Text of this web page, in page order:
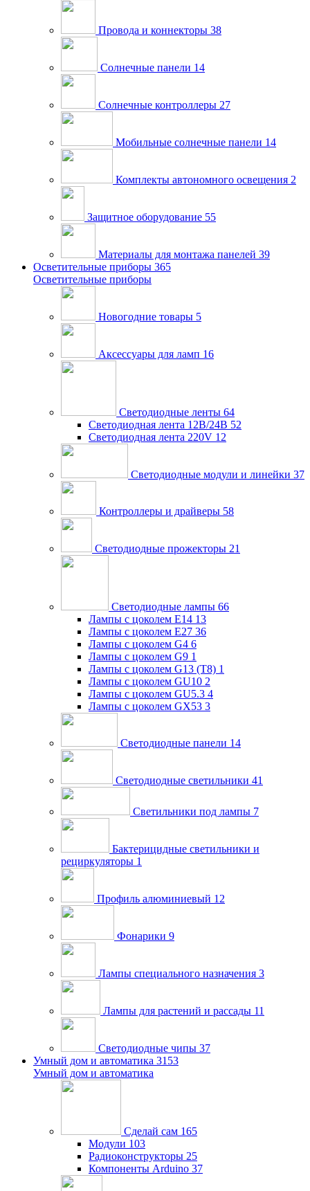
Провода и коннекторы 38
Солнечные панели 14
Солнечные контроллеры 27
Мобильные солнечные панели 14
Комплекты автономного освещения 2
Защитное оборудование 55
Материалы для монтажа панелей 39
Осветительные приборы 365
Осветительные приборы
Новогодние товары 5
Аксессуары для ламп 16
Светодиодные ленты 64
Светодиодная лента 12В/24В 52
Светодиодная лента 220V 12
Светодиодные модули и линейки 37
Контроллеры и драйверы 58
Светодиодные прожекторы 21
Светодиодные лампы 66
Лампы с цоколем E14 13
Лампы с цоколем E27 36
Лампы с цоколем G4 6
Лампы с цоколем G9 1
Лампы с цоколем G13 (Т8) 1
Лампы с цоколем GU10 2
Лампы с цоколем GU5.3 4
Лампы с цоколем GX53 3
Светодиодные панели 14
Светодиодные светильники 41
Светильники под лампы 7
Бактерицидные светильники и
рециркуляторы 1
Профиль алюминиевый 12
Фонарики 9
Лампы специального назначения 3
Лампы для растений и рассады 11
Светодиодные чипы 37
Умный дом и автоматика 3153
Умный дом и автоматика
Сделай сам 165
Модули 103
Радиоконструкторы 25
Компоненты Arduino 37